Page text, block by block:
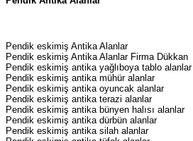
Pendik eskimiş Antika Alanlar
Pendik eskimiş Antika Alanlar Firma Dükkan
Pendik eskimiş antika yağlıboya tablo alanlar
Pendik eskimiş antika mühür alanlar
Pendik eskimiş antika oyuncak alanlar
Pendik eskimiş antika terazi alanlar
Pendik eskimiş antika bünyen halısı alanlar
Pendik eskimiş antika dürbün alanlar
Pendik eskimiş antika silah alanlar